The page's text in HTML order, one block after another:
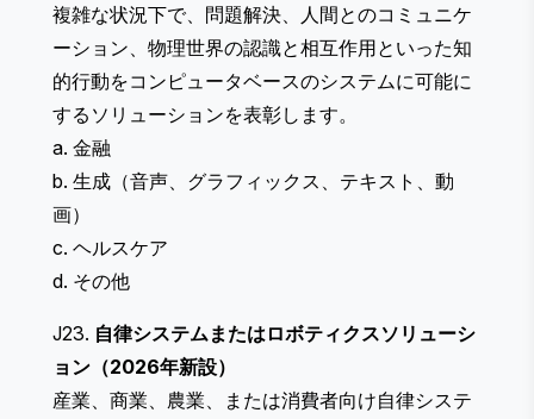
複雑な状況下で、問題解決、人間とのコミュニケ
ーション、物理世界の認識と相互作用といった知
的行動をコンピュータベースのシステムに可能に
するソリューションを表彰します。
a. 金融
b. 生成（音声、グラフィックス、テキスト、動
画）
c. ヘルスケア
d. その他
J23. 自律システムまたはロボティクスソリューシ
ョン（2026年新設）
産業、商業、農業、または消費者向け自律システ